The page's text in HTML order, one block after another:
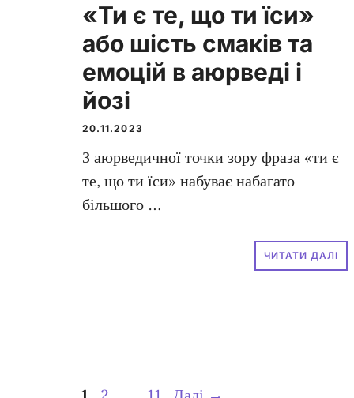
«Ти є те, що ти їси»
або шість смаків та
емоцій в аюрведі і
йозі
20.11.2023
З аюрведичної точки зору фраза «ти є
те, що ти їси» набуває набагато
більшого …
ЧИТАТИ ДАЛІ